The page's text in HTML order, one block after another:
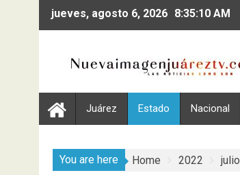
Skip
jueves, agosto 6, 2026 8:35:11 AM
Juárez Estado Nacional
You are here Home 2022 julio